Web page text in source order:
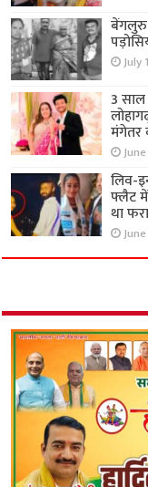
बेंगलुरु
July
3
मंगेतर
लिव-
फ्लैट
था